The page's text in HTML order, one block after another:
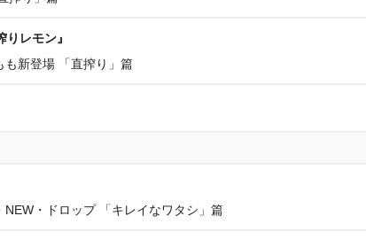
レモン』
も新登場 「直搾り」篇
・ドロップ 「キレイなワタシ」篇